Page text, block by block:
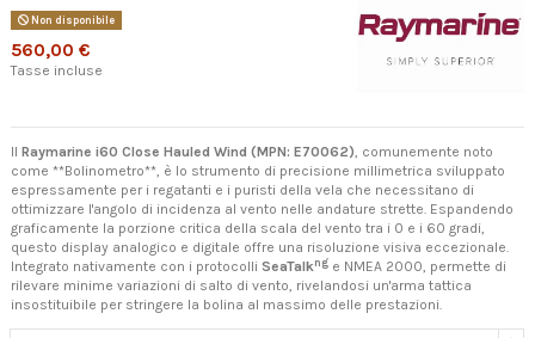
Non disponibile
560,00 €
Tasse incluse
Il Raymarine i60 Close Hauled Wind (MPN: E70062), comunemente noto
come **Bolinometro**, è lo strumento di precisione millimetrica sviluppato
espressamente per i regatanti e i puristi della vela che necessitano di
ottimizzare l'angolo di incidenza al vento nelle andature strette. Espandendo
graficamente la porzione critica della scala del vento tra i 0 e i 60 gradi,
questo display analogico e digitale offre una risoluzione visiva eccezionale.
Integrato nativamente con i protocolli SeaTalkng e NMEA 2000, permette di
rilevare minime variazioni di salto di vento, rivelandosi un'arma tattica
insostituibile per stringere la bolina al massimo delle prestazioni.